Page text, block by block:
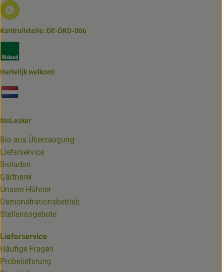
Externer Link zu https://www.biolesker.de/lieferservice/
Kontrollstelle: DE-ÖKO-006
Hartelijk welkom!
bioLesker
Bio aus Überzeugung
Lieferservice
Bioladen
Gärtnerei
Unsere Hühner
Demonstrationsbetrieb
Stellenangebote
Lieferservice
Häufige Fragen
Probelieferung